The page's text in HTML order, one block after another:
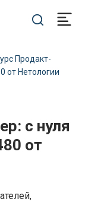
Продакт-
от Нетологии
с нуля
от